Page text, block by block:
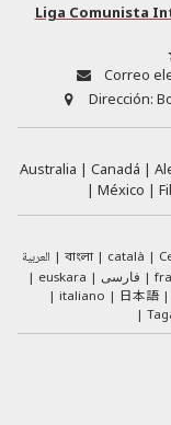
Liga Comunista
Correo
Dirección:
Australia
Canadá
México
العربية বাংলা català
euskara
فارسی
italiano
日本語